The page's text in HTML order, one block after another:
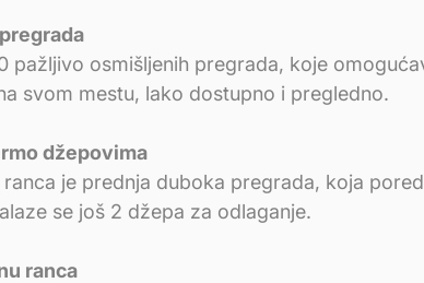
pažljivo osmišljenih pregrada, koje
svom mestu, lako dostupno i pregledno.
džepovima
je prednja duboka pregrada, koja
se još 2 džepa za odlaganje.
ranca